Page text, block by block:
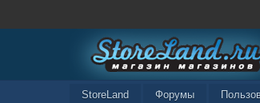
StoreLand Форумы